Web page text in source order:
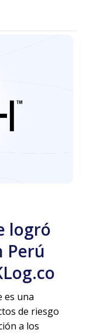
logró
Perú
es una
de riesgo
a los